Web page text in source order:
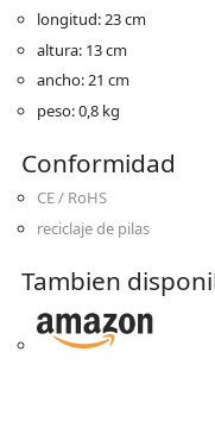
longitud: 23 cm
altura: 13 cm
ancho: 21 cm
peso: 0,8 kg
Conformidad
CE / RoHS
reciclaje de pilas
Tambien